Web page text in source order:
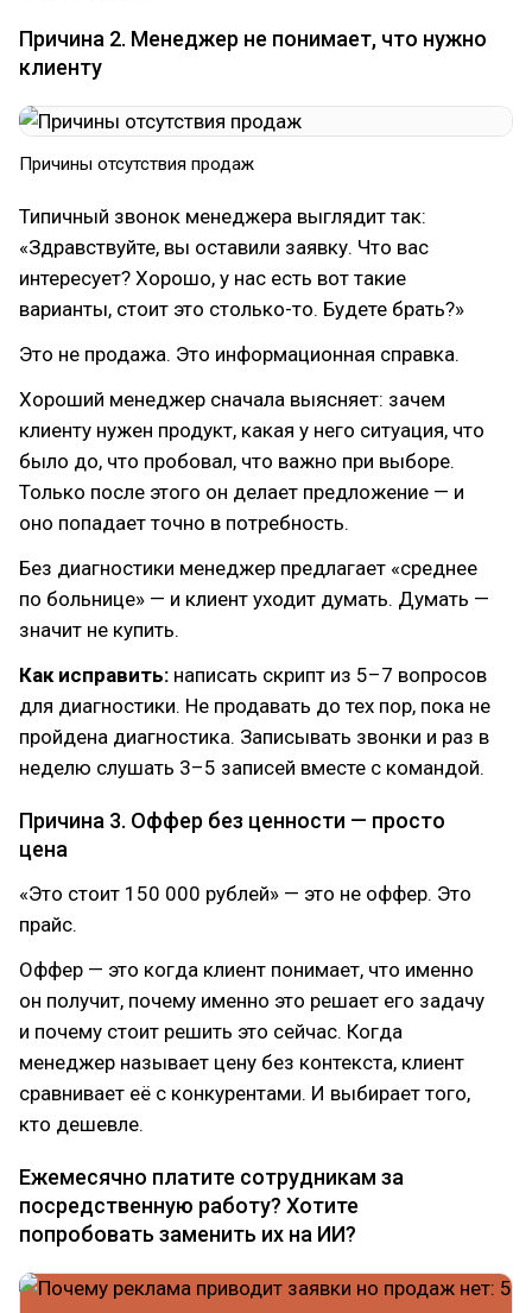
Причина 2. Менеджер не понимает, что нужно
клиенту
Причины отсутствия продаж
Типичный звонок менеджера выглядит так:
«Здравствуйте, вы оставили заявку. Что вас
интересует? Хорошо, у нас есть вот такие
варианты, стоит это столько-то. Будете брать?»
Это не продажа. Это информационная справка.
Хороший менеджер сначала выясняет: зачем
клиенту нужен продукт, какая у него ситуация, что
было до, что пробовал, что важно при выборе.
Только после этого он делает предложение — и
оно попадает точно в потребность.
Без диагностики менеджер предлагает «среднее
по больнице» — и клиент уходит думать. Думать —
значит не купить.
Как исправить: написать скрипт из 5–7 вопросов
для диагностики. Не продавать до тех пор, пока не
пройдена диагностика. Записывать звонки и раз в
неделю слушать 3–5 записей вместе с командой.
Причина 3. Оффер без ценности — просто
цена
«Это стоит 150 000 рублей» — это не оффер. Это
прайс.
Оффер — это когда клиент понимает, что именно
он получит, почему именно это решает его задачу
и почему стоит решить это сейчас. Когда
менеджер называет цену без контекста, клиент
сравнивает её с конкурентами. И выбирает того,
кто дешевле.
Ежемесячно платите сотрудникам за
посредственную работу? Хотите
попробовать заменить их на ИИ?